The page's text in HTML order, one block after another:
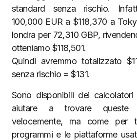
standard senza rischio.
100,000 EUR a $118,370 a
londra per 72,310 GBP,
otteniamo $118,501.
Quindi avremmo totalizzato
senza rischio = $131.
Sono disponibili dei
aiutare a trovare queste
velocemente, ma come
programmi e le piattaforme